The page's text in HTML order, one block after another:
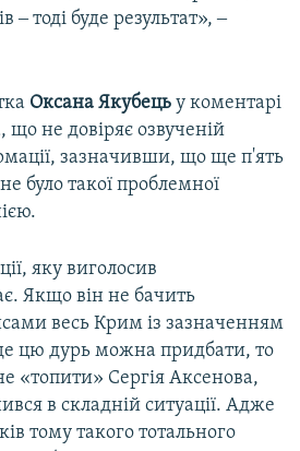
тоді буде результат», ‒
Оксана Якубець у коментарі
що не довіряє озвученій
зазначивши, що ще п'ять
було такої проблемної
яку виголосив
Якщо він не бачить
весь Крим із зазначенням
цю дурь можна придбати, то
«топити» Сергія Аксенова,
в складній ситуації. Адже
тому такого тотального